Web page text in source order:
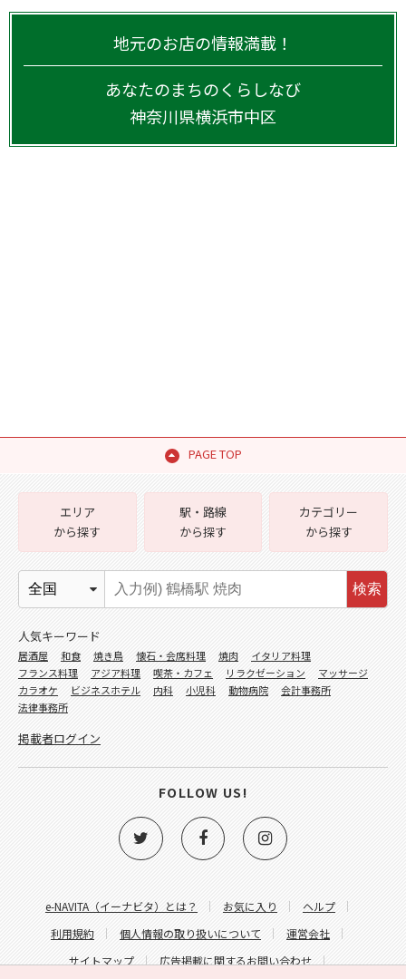
地元のお店の情報満載！
あなたのまちのくらしなび
神奈川県横浜市中区
PAGE TOP
e-NAVITA（イーナビタ）とは？ お気に入り
ヘルプ
利用規約
個人情報の取り扱いについて
運営会社
サイトマップ
広告掲載に関するお問い合わせ
エリア
から探す
駅・路線
から探す
カテゴリー
から探す
検索
人気キーワード
居酒屋 和食 焼き鳥 懐石・会席料理 焼肉
イタリア料理
フランス料理
アジア料理 喫茶・カフェ リラクゼーション
マッサージ
カラオケ
ビジネスホテル 内科 小児科 動物病院
会計事務所
法律事務所
掲載者ログイン
FOLLOW US!